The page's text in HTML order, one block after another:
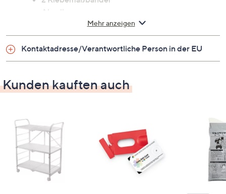
Auf einen Blick
präzise Bemaßung auf fortlaufender 10-cm-
Blockskala für weniger Verschnitt
direktes Sägen oder Bohren durch das Band spart
Zeit bei der Markierung
einfach in der Anwendung und rückstandslos
ablösbar
vielseitig einsetzbar als Lineal, Abstandsband
oder Umfangmaß
Mehr anzeigen
Kontaktadresse/Verantwortliche Person in der EU
Kunden kauften auch